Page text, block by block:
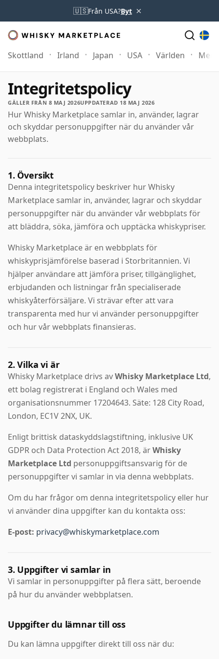
🇺🇸Från USA?Byt ×
Skottland Irland Japan USA Världen Mer
Integritetspolicy
GÄLLER FRÅN 8 MAJ 2026UPPDATERAD 18 MAJ 2026
Hur Whisky Marketplace samlar in, använder, lagrar
och skyddar personuppgifter när du använder vår
webbplats.
1. Översikt
Denna integritetspolicy beskriver hur Whisky
Marketplace samlar in, använder, lagrar och skyddar
personuppgifter när du använder vår webbplats för
att bläddra, söka, jämföra och upptäcka whiskypriser.
Whisky Marketplace är en webbplats för
whiskyprisjämförelse baserad i Storbritannien. Vi
hjälper användare att jämföra priser, tillgänglighet,
erbjudanden och listningar från specialiserade
whiskyåterförsäljare. Vi strävar efter att vara
transparenta med hur vi använder personuppgifter
och hur vår webbplats finansieras.
2. Vilka vi är
Whisky Marketplace drivs avWhisky Marketplace Ltd,
ett bolag registrerat i England och Wales med
organisationsnummer 17204643. Säte: 128 City Road,
London, EC1V 2NX, UK.
Enligt brittisk dataskyddslagstiftning, inklusive UK
GDPR och Data Protection Act 2018, ärWhisky
Marketplace Ltd personuppgiftsansvarig för de
personuppgifter vi samlar in via denna webbplats.
Om du har frågor om denna integritetspolicy eller hur
vi använder dina uppgifter kan du kontakta oss:
E-post: privacy@whiskymarketplace.com
3. Uppgifter vi samlar in
Vi samlar in personuppgifter på flera sätt, beroende
på hur du använder webbplatsen.
Uppgifter du lämnar till oss
Du kan lämna uppgifter direkt till oss när du: